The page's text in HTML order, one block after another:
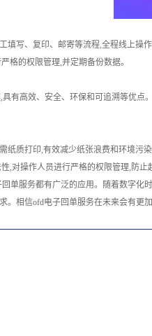
填写、复印、邮寄等流程,全程线上操
格的权限管理,并定期备份数据。
有高效、安全、环保和可追溯等优
纸质打印,有效减少纸张浪费和环境污
,对操作人员进行严格的权限管理,防止
单服务都有广泛的应用。随着数字
。相信ofd电子回单服务在未来会有更